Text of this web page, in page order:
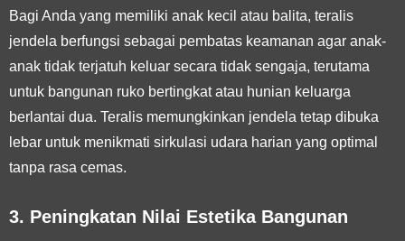
Bagi Anda yang memiliki anak kecil atau balita, teralis
jendela berfungsi sebagai pembatas keamanan agar anak-
anak tidak terjatuh keluar secara tidak sengaja, terutama
untuk bangunan ruko bertingkat atau hunian keluarga
berlantai dua. Teralis memungkinkan jendela tetap dibuka
lebar untuk menikmati sirkulasi udara harian yang optimal
tanpa rasa cemas.
3. Peningkatan Nilai Estetika Bangunan